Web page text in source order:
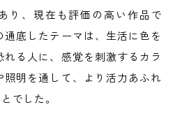
り、現在も評価の高い作品で
底したテーマは、生活に色を
る人に、感覚を刺激するカラ
照明を通して、より活力あふれ
でした。